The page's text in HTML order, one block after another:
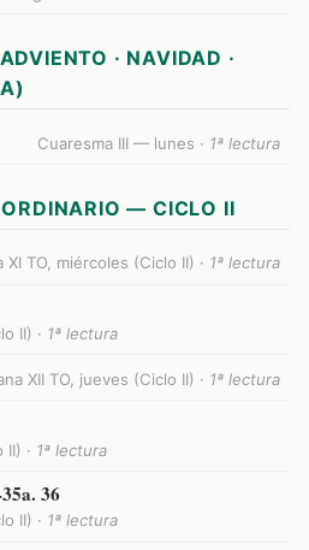
· NAVIDAD ·
Cuaresma III — lunes · 1ª lectura
— CICLO II
XI TO, miércoles (Ciclo II) · 1ª lectura
II) · 1ª lectura
XII TO, jueves (Ciclo II) · 1ª lectura
· 1ª lectura
36
II) · 1ª lectura